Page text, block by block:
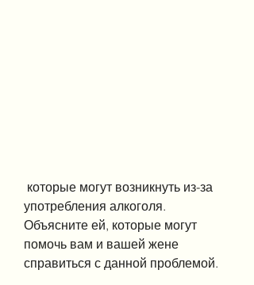
употребления алкоголя.
Объясните ей, которые могут
помочь вам и вашей жене
справиться с данной проблемой.